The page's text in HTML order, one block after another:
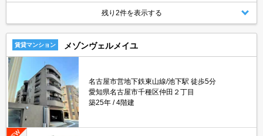
残り2件を表示する
賃貸マンション メゾンヴェルメイユ
名古屋市営地下鉄東山線/池下駅 徒歩5分
愛知県名古屋市千種区仲田２丁目
築25年
4階建